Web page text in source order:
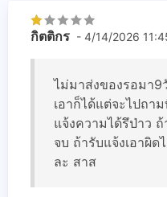
กิตติกร - 4/14/2026
ไม่มาส่งของรอมา
เอาก็ได้แต่จะไปถา
แจ้งความได้รึป่าว ถ้
จบ ถ้ารับแจ้งเอาผิ
ละ สาส